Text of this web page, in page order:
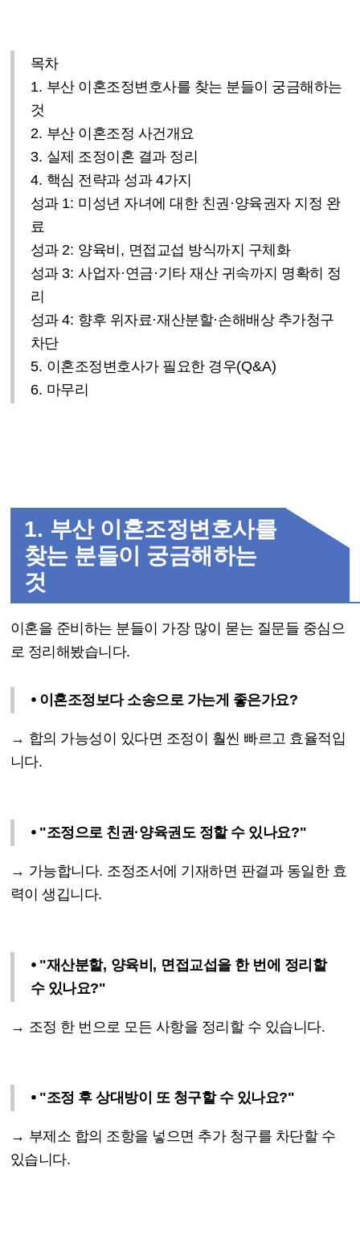
목차
1. 부산 이혼조정변호사를 찾는 분들이 궁금해하는
것
2. 부산 이혼조정 사건개요
3. 실제 조정이혼 결과 정리
4. 핵심 전략과 성과 4가지
성과 1: 미성년 자녀에 대한 친권 ·양육권자 지정 완
료
성과 2: 양육비 , 면접교섭 방식까지 구체화
성과3:사업자·연금·기타 재산 귀속까지 명확히 정
리
성과4: 향후 위자료 ·재산분할·손해배상 추가청구
차단
5. 이혼조정변호사가 필요한 경우(Q&A)
6. 마무리
1. 부산 이혼조정변호사를
찾는 분들이 궁금해하는
것
이혼을 준비하는 분들이 가장 많이 묻는 질문들 중심으
로 정리해봤습니다.
⦁ 이혼조정보다 소송으로 가는게 좋은가요?
→ 합의 가능성이 있다면 조정이 훨씬 빠르고 효율적입
니다.
⦁ "조정으로 친권 ·양육권도 정할 수 있나요?"
→ 가능합니다. 조정조서에 기재하면 판결과 동일한 효
력이 생깁니다.
⦁ "재산분할, 양육비 , 면접교섭을 한 번에 정리할
수 있나요?"
→ 조정 한 번으로 모든 사항을 정리할 수 있습니다.
⦁ "조정 후 상대방이 또 청구할 수 있나요?"
→ 부제소 합의 조항을 넣으면 추가 청구를 차단할 수
있습니다.